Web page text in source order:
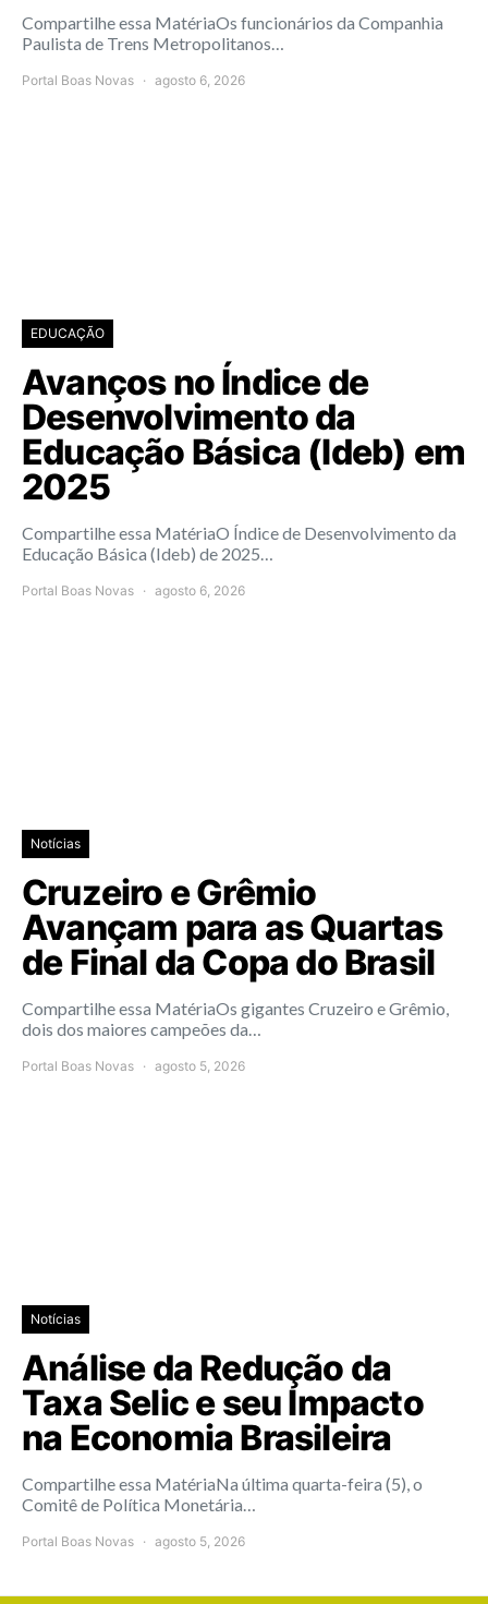
Compartilhe essa MatériaOs funcionários da Companhia
Paulista de Trens Metropolitanos…
Portal Boas Novas agosto 6, 2026
EDUCAÇÃO
Avanços no Índice de
Desenvolvimento da
Educação Básica (Ideb) em
2025
Compartilhe essa MatériaO Índice de Desenvolvimento da
Educação Básica (Ideb) de 2025…
Portal Boas Novas agosto 6, 2026
Notícias
Cruzeiro e Grêmio
Avançam para as Quartas
de Final da Copa do Brasil
Compartilhe essa MatériaOs gigantes Cruzeiro e Grêmio,
dois dos maiores campeões da…
Portal Boas Novas agosto 5, 2026
Notícias
Análise da Redução da
Taxa Selic e seu Impacto
na Economia Brasileira
Compartilhe essa MatériaNa última quarta-feira (5), o
Comitê de Política Monetária…
Portal Boas Novas agosto 5, 2026